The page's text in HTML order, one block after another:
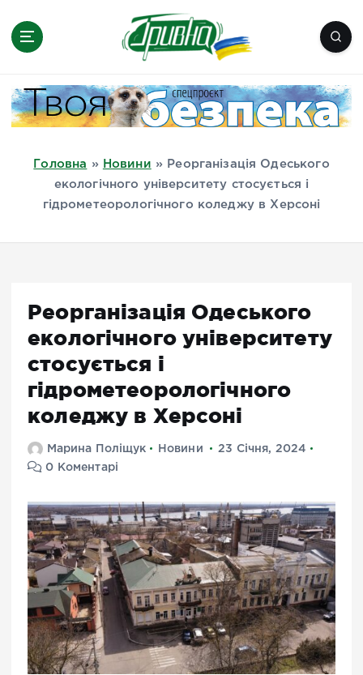
Миколаїв, Одеса, Мелітополь
Головна » Новини »
Реорганізація Одеського
екологічного університету стосується і
гідрометеорологічного коледжу в Херсоні
Реорганізація Одеського
екологічного університету
стосується і
гідрометеорологічного
коледжу в Херсоні
Марина Поліщук Новини
23 Січня, 2024
0 Коментарі